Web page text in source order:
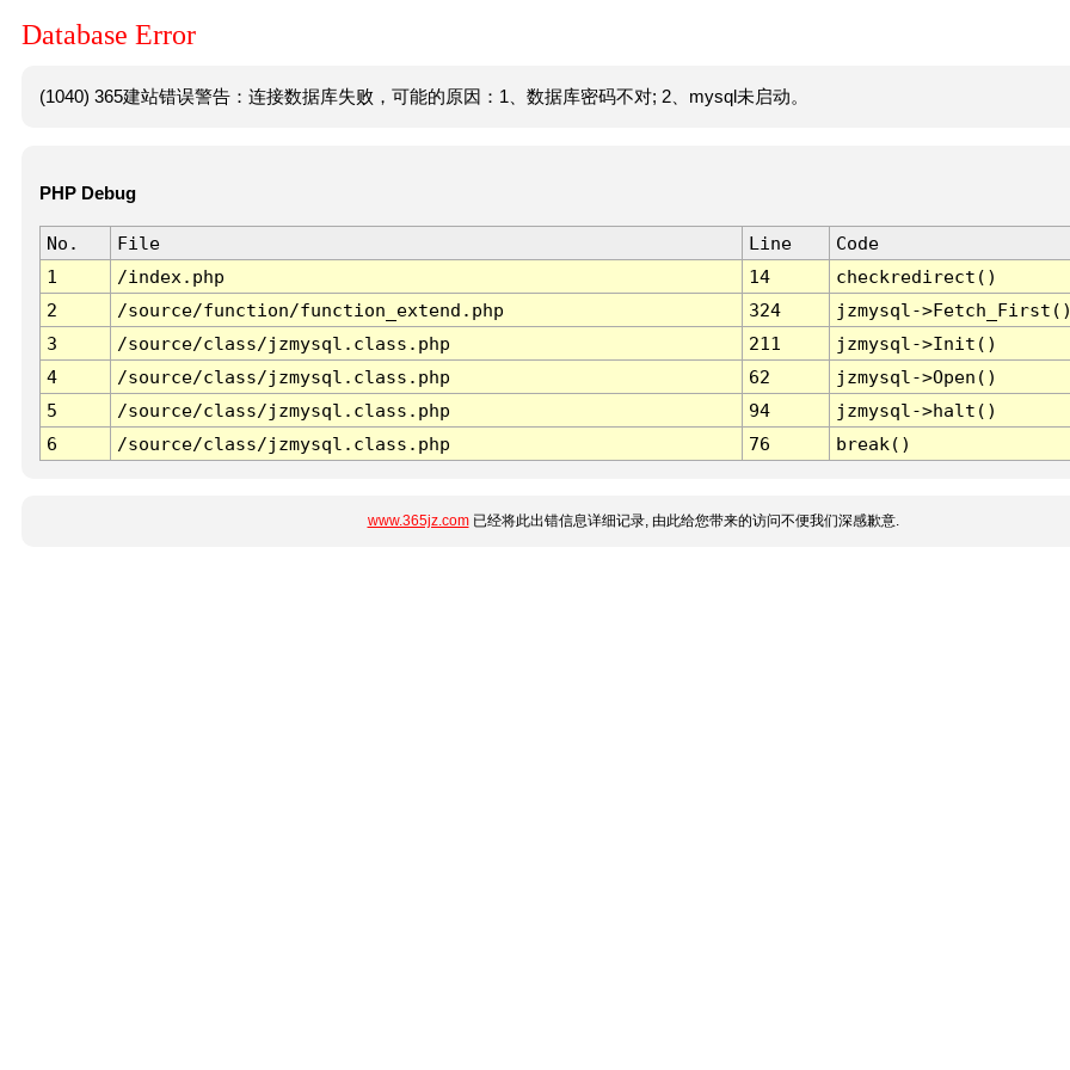
Database Error
(1040) 365建站错误警告：连接数据库失败，可能的原因：1、数据库密码不对; 2、mysql未启动。
PHP Debug
No. File Line
Code
1
/index.php 14
checkredirect()
2
/source/function/function_extend.php 324
jzmysql-
3
/source/class/jzmysql.class.php 211
jzmysql->Init()
4
/source/class/jzmysql.class.php 62
jzmysql->Open()
5
/source/class/jzmysql.class.php 94
jzmysql->halt()
6
/source/class/jzmysql.class.php 76 break()
www.365jz.com已经将此出错信息详细记录, 由此给您带来的访问不便我们深感歉意.